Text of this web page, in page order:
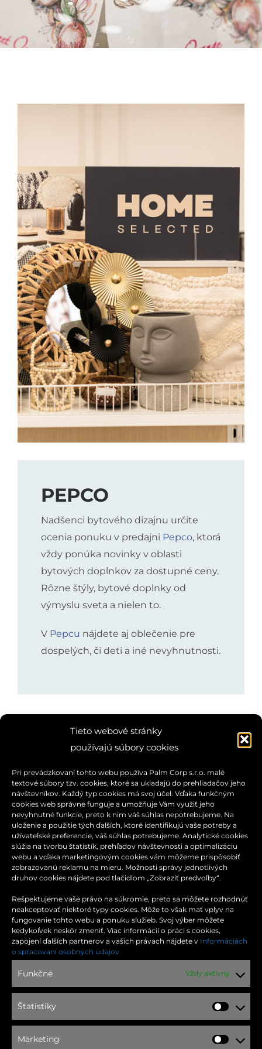
Tieto webové stránky
používajú súbory cookies
Pri prevádzkovaní tohto webu používa Palm Corp s.r.o. malé
textové súbory tzv. cookies, ktoré sa ukladajú do prehliadačov jeho
návštevníkov. Každý typ cookies má svoj účel. Vďaka funkčným
cookies web správne funguje a umožňuje Vám využiť jeho
nevyhnutné funkcie, preto k nim váš súhlas nepotrebujeme. Na
uloženie a použitie tých ďalších, ktoré identifikujú vaše potreby a
užívateľské preferencie, váš súhlas potrebujeme. Analytické cookies
slúžia na tvorbu štatistík, prehľadov návštevnosti a optimalizáciu
webu a vďaka marketingovým cookies vám môžeme prispôsobiť
zobrazovanú reklamu na mieru. Možnosti správy jednotlivých
druhov cookies nájdete pod tlačidlom „Zobraziť predvoľby“.
Rešpektujeme vaše právo na súkromie, preto sa môžete rozhodnúť
neakceptovať niektoré typy cookies. Môže to však mať vplyv na
fungovanie tohto webu a ponuku služieb. Svoj výber môžete
kedykoľvek neskôr zmeniť. Viac informácií o práci s cookies,
zapojení ďalších partnerov a vašich právach nájdete v Informáciách
o spracovaní osobných údajov
Funkčné Vždy aktívny
Štatistiky
Marketing
PEPCO
Nadšenci bytového dizajnu určite
ocenia ponuku v predajni Pepco, ktorá
vždy ponúka novinky v oblasti
bytových doplnkov za dostupné ceny.
Rôzne štýly, bytové doplnky od
výmyslu sveta a nielen to.
V Pepcu nájdete aj oblečenie pre
dospelých, či deti a iné nevyhnutnosti.
KONTAKT
Moldavská cesta 32